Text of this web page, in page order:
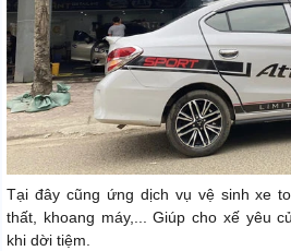
Tại đây cũng ứng dịch vụ vệ sinh xe
thất, khoang máy,... Giúp cho xế yêu
khi dời tiệm.